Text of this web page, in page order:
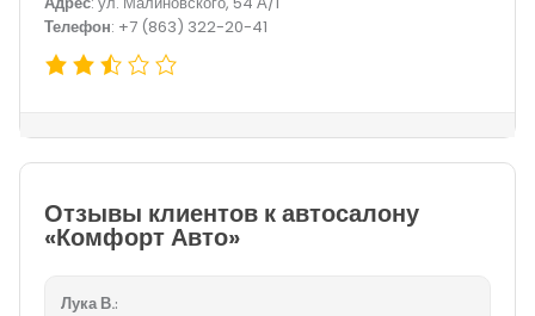
Телефон: +7 (863) 322-20-41
Отзывы клиентов к автосалону
«Комфорт Авто»
Лука В.: